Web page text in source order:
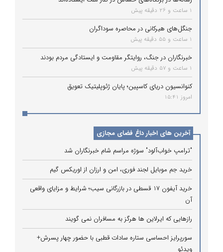
1 ساعت و 26 دقیقه پیش
جنگل‌های هیرکانی در محاصره سوداگران
1 ساعت و 55 دقیقه پیش
خبرنگاران در جنگ، روایتگر مقاومت و ایستادگی مردم بودند
1 ساعت و 57 دقیقه پیش
کنوانسیون دریای کاسپین؛ پایان ژئوپلیتیک تعویق
امروز 15:41
آخرین های اخبار داغ فضای مجازی
"ترامپ خواب‌آلود" سوژه مراسم شام خبرنگاران شد
خرید جم موبایل لجند فوری، امن و ارزان از اوریکس گیم
خرید آیفون 17 قسطی در بازرگانی سیب؛ شرایط و مزایای واقعی
آن
رازهایی که ایرلاین ‌ها هرگز به مسافران نمی‌ گویند
سورپرایز احساسی ستاره سادات قطبی با حضور چهار پسرش+
ویدئو